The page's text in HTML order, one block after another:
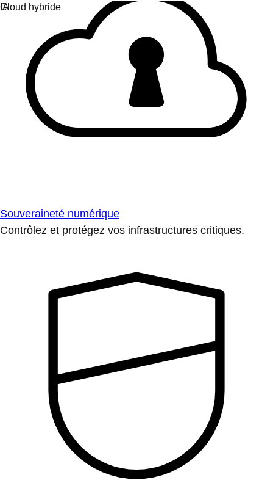
Souveraineté numérique
Contrôlez et protégez vos infrastructures critiques.